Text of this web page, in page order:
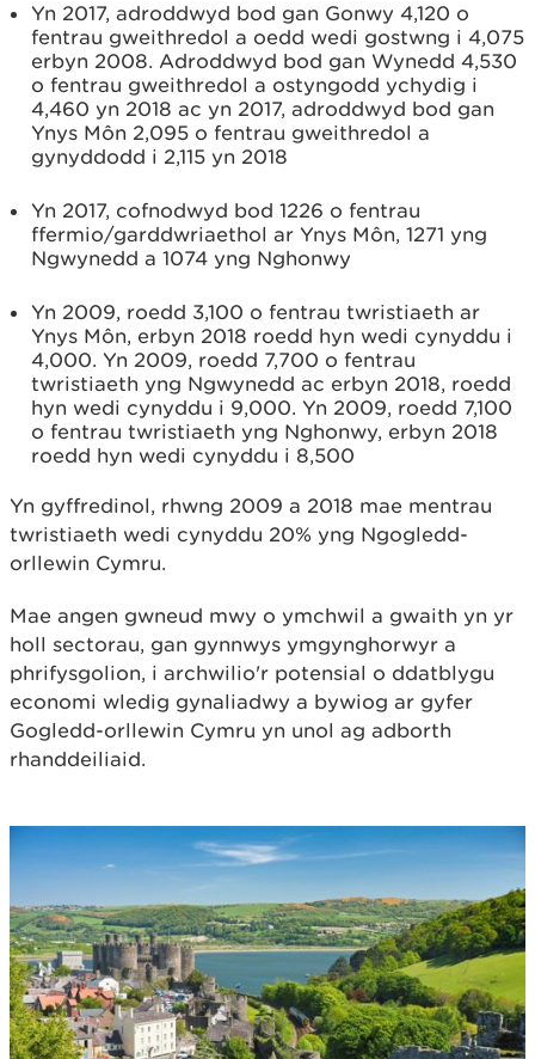
Yn 2017, adroddwyd bod gan Gonwy 4,120 o
fentrau gweithredol a oedd wedi gostwng i 4,075
erbyn 2008. Adroddwyd bod gan Wynedd 4,530
o fentrau gweithredol a ostyngodd ychydig i
4,460 yn 2018 ac yn 2017, adroddwyd bod gan
Ynys Môn 2,095 o fentrau gweithredol a
gynyddodd i 2,115 yn 2018
Yn 2017, cofnodwyd bod 1226 o fentrau
ffermio/garddwriaethol ar Ynys Môn, 1271 yng
Ngwynedd a 1074 yng Nghonwy
Yn 2009, roedd 3,100 o fentrau twristiaeth ar
Ynys Môn, erbyn 2018 roedd hyn wedi cynyddu i
4,000. Yn 2009, roedd 7,700 o fentrau
twristiaeth yng Ngwynedd ac erbyn 2018, roedd
hyn wedi cynyddu i 9,000. Yn 2009, roedd 7,100
o fentrau twristiaeth yng Nghonwy, erbyn 2018
roedd hyn wedi cynyddu i 8,500
Yn gyffredinol, rhwng 2009 a 2018 mae mentrau
twristiaeth wedi cynyddu 20% yng Ngogledd-
orllewin Cymru.
Mae angen gwneud mwy o ymchwil a gwaith yn yr
holl sectorau, gan gynnwys ymgynghorwyr a
phrifysgolion, i archwilio'r potensial o ddatblygu
economi wledig gynaliadwy a bywiog ar gyfer
Gogledd-orllewin Cymru yn unol ag adborth
rhanddeiliaid.